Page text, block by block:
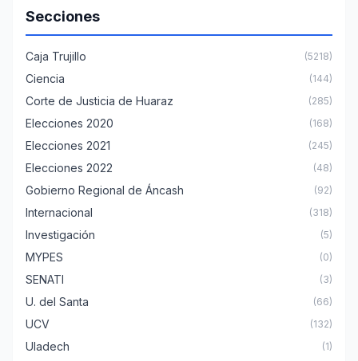
Secciones
Caja Trujillo (5218)
Ciencia (144)
Corte de Justicia de Huaraz (285)
Elecciones 2020 (168)
Elecciones 2021 (245)
Elecciones 2022 (48)
Gobierno Regional de Áncash (92)
Internacional (318)
Investigación (5)
MYPES (0)
SENATI (3)
U. del Santa (66)
UCV (132)
Uladech (1)